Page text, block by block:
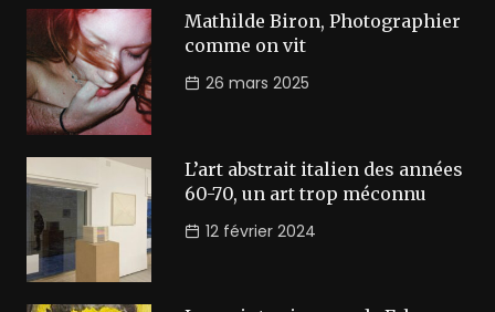
Mathilde Biron, Photographier
comme on vit
26 mars 2025
L’art abstrait italien des années
60-70, un art trop méconnu
12 février 2024